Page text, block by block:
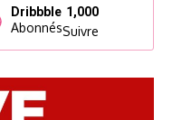
Dribbble 1,000
AbonnésSuivre